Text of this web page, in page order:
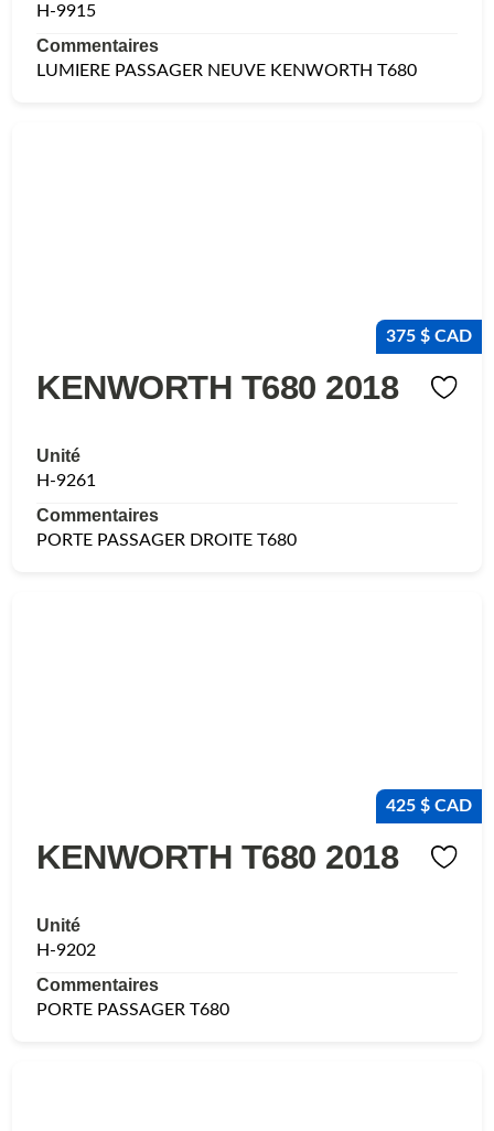
H-9915
Commentaires
LUMIERE PASSAGER NEUVE KENWORTH T680
375 $ CAD
KENWORTH T680 2018
Unité
H-9261
Commentaires
PORTE PASSAGER DROITE T680
425 $ CAD
KENWORTH T680 2018
Unité
H-9202
Commentaires
PORTE PASSAGER T680